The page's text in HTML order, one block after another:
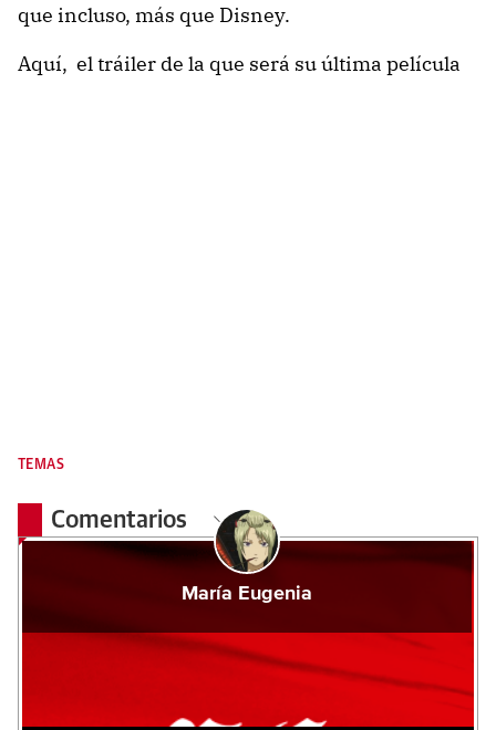
que incluso, más que Disney.
Aquí, el tráiler de la que será su última película
TEMAS
Comentarios
María Eugenia